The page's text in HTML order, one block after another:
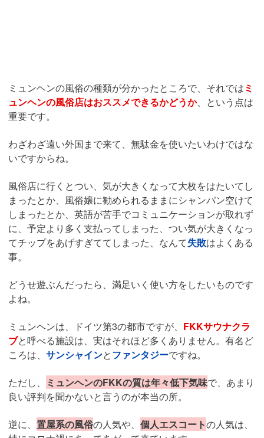
ミュンヘンの風俗の種類が分かったところで、それではミ
ュンヘンの風俗店はおススメできるかどうか、という点は
重要です。
わざわざ遠い外国まで来て、無駄金を使いたいわけではな
いですからね。
風俗店に行くとつい、気が大きくなって大枚をはたいてし
まったとか、風俗嬢に勧められるままにシャンパン空けて
しまったとか、英語が苦手でコミュニケーションが取れず
に、予定より多く支払ってしまった、つい気が大きくなっ
てチップをあげすぎててしまった、なんて失敗はよくある
事。
どうせ遊ぶんだったら、満足いく使い方をしたいものです
よね。
ミュンヘンは、ドイツ第3の都市ですが、 FKKサウナクラ
ブと呼べる施設は、実はそれほど多くありません。有名ど
ころは、 サンシャインとファンタジーですね。
ただし、 ミュンヘンのFKKの質は年々低下気味で、あまり
良い評判を聞かないと言うのが本当の所。
逆に、 置屋系の風俗の人気や、 個人エスコートの人気は、